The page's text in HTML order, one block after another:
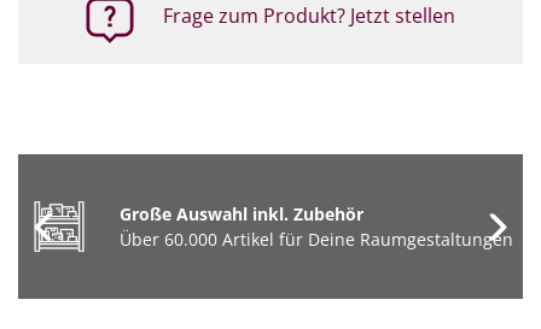
Frage zum Produkt? Jetzt stellen
Große Auswahl inkl. Zubehör
Über 60.000 Artikel für Deine Raumgestaltungen